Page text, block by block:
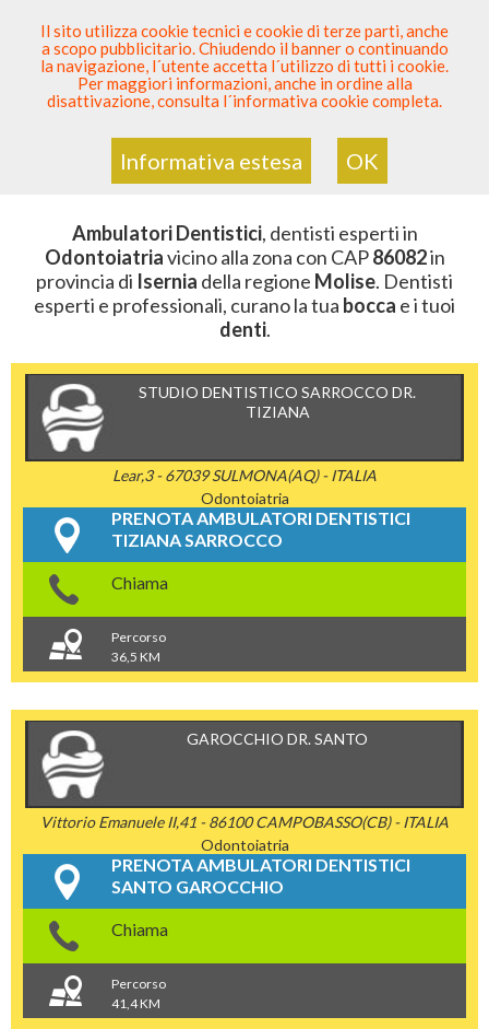
SEI DENTISTA? PARTECIPA
Sei QuiElenco Dentista Sicuro > Odontoiatria>
Ambulatori Dentistici>Molise >Isernia>CAP 86082
ZONA CON CAP 86082
Ambulatori Dentistici, dentisti esperti in
Odontoiatriavicino alla zona con CAP86082in
provincia di Isernia della regione Molise. Dentisti
esperti e professionali, curano la tua bocca e i tuoi
denti.
STUDIO DENTISTICO SARROCCO DR.
TIZIANA
Lear,3 - 67039 SULMONA(AQ) - ITALIA
Odontoiatria
PRENOTA AMBULATORI DENTISTICI
TIZIANA SARROCCO
Chiama
Percorso
36,5 KM
GAROCCHIO DR. SANTO
Vittorio Emanuele II,41 - 86100 CAMPOBASSO(CB) - ITALIA
Odontoiatria
PRENOTA AMBULATORI DENTISTICI
SANTO GAROCCHIO
Chiama
Percorso
41,4 KM
Il sito utilizza cookie tecnici e cookie di terze parti, anche
a scopo pubblicitario. Chiudendo il banner o continuando
la navigazione, l´utente accetta l´utilizzo di tutti i cookie.
Per maggiori informazioni, anche in ordine alla
disattivazione, consulta l´informativa cookie completa.
Informativa estesa OK